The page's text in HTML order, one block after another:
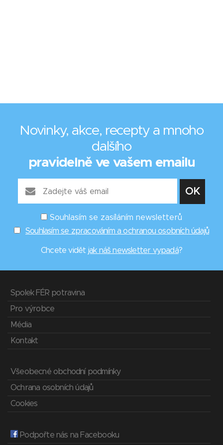
Novinky, akce, recepty a mnoho
dalšího
pravidelně ve vašem emailu
Souhlasím se zasíláním newsletterů
Souhlasím se zpracováním a ochranou osobních údajů
Chcete vidět jak náš newsletter vypadá?
Spolek FÉR potravina
Pro výrobce
Média
Kontakt
Všeobecné obchodní podmínky
Ochrana osobních údajů
Cookies
Podpořte nás na Facebooku